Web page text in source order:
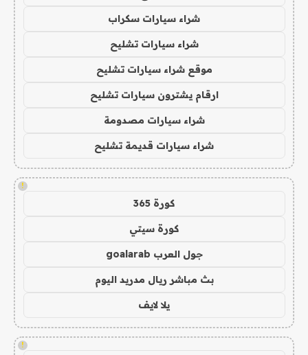
شراء سيارات سكراب
شراء سيارات تشليح
موقع شراء سيارات تشليح
ارقام يشترون سيارات تشليح
شراء سيارات مصدومة
شراء سيارات قديمة تشليح
!
كورة 365
كورة سيتي
جول العرب goalarab
بث مباشر ريال مدريد اليوم
يلا لايف
!